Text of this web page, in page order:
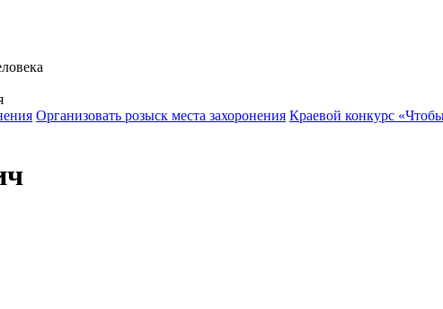
Организовать розыск места захоронения Краевой конкурс